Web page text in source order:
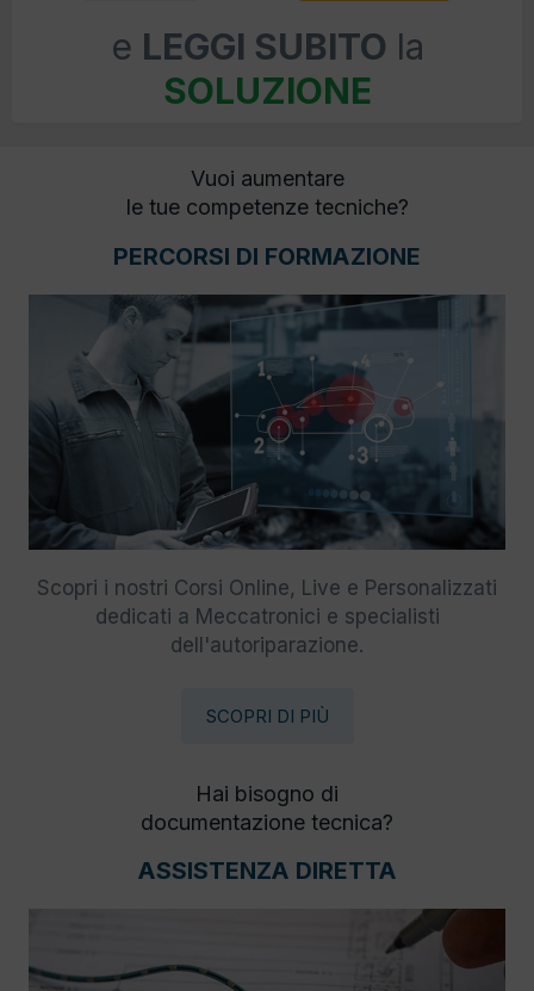
e LEGGI SUBITO la
SOLUZIONE
Vuoi aumentare
le tue competenze tecniche?
PERCORSI DI FORMAZIONE
Scopri i nostri Corsi Online, Live e Personalizzati
dedicati a Meccatronici e specialisti
dell'autoriparazione.
SCOPRI DI PIÙ
Hai bisogno di
documentazione tecnica?
ASSISTENZA DIRETTA